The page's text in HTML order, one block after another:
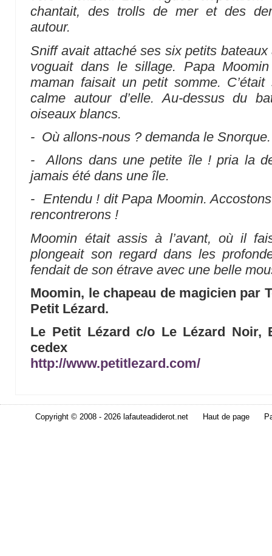
chantait, des trolls de mer et des
autour.
Sniff avait attaché ses six petits bateaux
voguait dans le sillage. Papa
maman faisait un petit somme.
calme autour d’elle. Au-dessus du
oiseaux blancs.
- Où allons-nous ? demanda le Snorque.
- Allons dans une petite île ! pria la
jamais été dans une île.
- Entendu ! dit Papa Moomin.
rencontrerons !
Moomin était assis à l’avant, où il
plongeait son regard dans les
fendait de son étrave avec une belle
Moomin, le chapeau de magicien par
Petit Lézard.
Le Petit Lézard c/o Le Lézard Noir,
cedex
http://www.petitlezard.com/
Copyright © 2008 - 2026 lafauteadiderot.net Haut de page